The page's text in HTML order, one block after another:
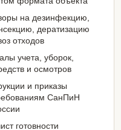
на дезинфекцию,
дератизацию
отходов
учета, уборок,
и осмотров
и приказы
СанПиН
готовности